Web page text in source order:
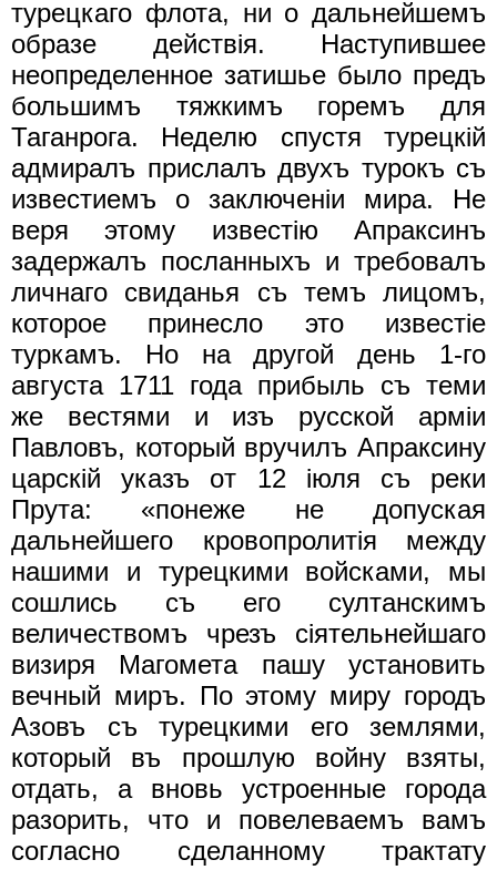
турецкаго флота, ни о дальнейшемъ
образе действiя. Наступившее
неопределенное затишье было предъ
большимъ тяжкимъ горемъ для
Таганрога. Неделю спустя турецкiй
адмиралъ прислалъ двухъ турокъ съ
известиемъ о заключенiи мира. Не
веря этому известiю Апраксинъ
задержалъ посланныхъ и требовалъ
личнаго свиданья съ темъ лицомъ,
которое принесло это известiе
туркамъ. Но на другой день 1-го
августа 1711 года прибыль съ теми
же вестями и изъ русской apмiи
Павловъ, который вручилъ Апраксину
царскiй указъ oт 12 iюля съ реки
Прута: «понеже не допуская
дальнейшего кровопролитiя между
нашими и турецкими войсками, мы
сошлись съ его султанскимъ
величествомъ чрезъ сiятельнейшаго
визиря Магомета пашу установить
вечный миръ. По этому миру городъ
Азовъ съ турецкими его землями,
который въ прошлую войну взяты,
отдать, а вновь устроенные города
разорить, что и повелеваемъ вамъ
согласно сделанному трактату